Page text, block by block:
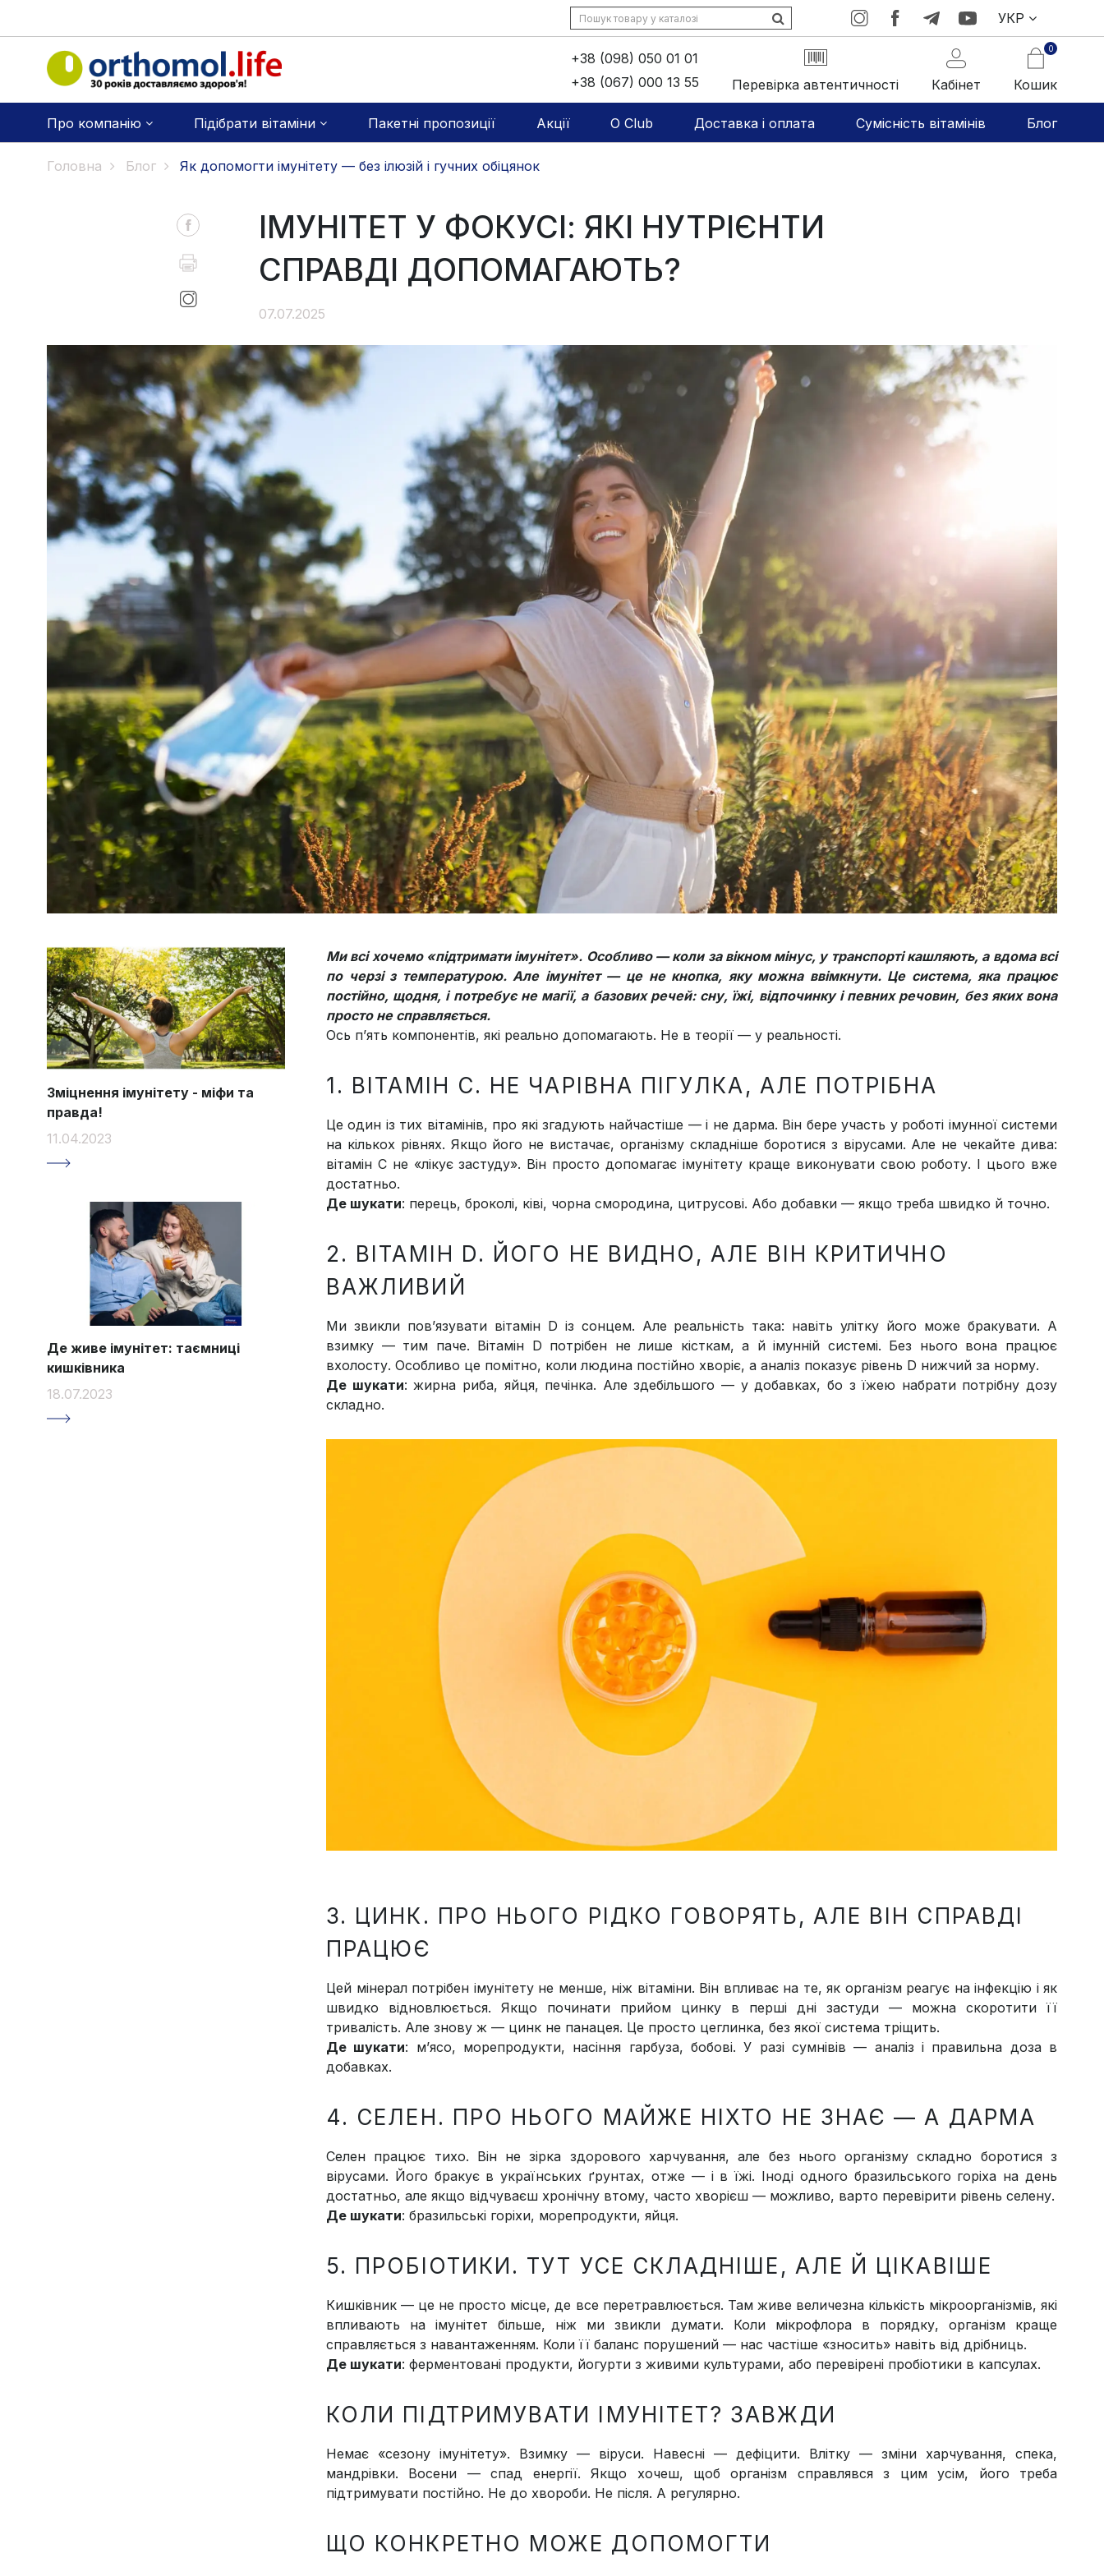
УКР
+38 (098) 050 01 01
+38 (067) 000 13 55
Перевірка автентичності Кабінет
0
Кошик
Про компанію Підібрати вітаміни Пакетні пропозиції Акції O Club Доставка і оплата Сумісність вітамінів Блог
Головна Блог Як допомогти імунітету — без ілюзій і гучних обіцянок
ІМУНІТЕТ У ФОКУСІ: ЯКІ НУТРІЄНТИ
СПРАВДІ ДОПОМАГАЮТЬ?
07.07.2025
Зміцнення імунітету - міфи та
правда!
11.04.2023
Де живе імунітет: таємниці
кишківника
18.07.2023
Ми всі хочемо «підтримати імунітет». Особливо — коли за вікном мінус, у транспорті кашляють, а вдома всі
по черзі з температурою. Але імунітет — це не кнопка, яку можна ввімкнути. Це система, яка працює
постійно, щодня, і потребує не магії, а базових речей: сну, їжі, відпочинку і певних речовин, без яких вона
просто не справляється.
Ось п’ять компонентів, які реально допомагають. Не в теорії — у реальності.
1. ВІТАМІН С. НЕ ЧАРІВНА ПІГУЛКА, АЛЕ ПОТРІБНА
Це один із тих вітамінів, про які згадують найчастіше — і не дарма. Він бере участь у роботі імунної системи
на кількох рівнях. Якщо його не вистачає, організму складніше боротися з вірусами. Але не чекайте дива:
вітамін С не «лікує застуду». Він просто допомагає імунітету краще виконувати свою роботу. І цього вже
достатньо.
Де шукати: перець, броколі, ківі, чорна смородина, цитрусові. Або добавки — якщо треба швидко й точно.
2. ВІТАМІН D. ЙОГО НЕ ВИДНО, АЛЕ ВІН КРИТИЧНО
ВАЖЛИВИЙ
Ми звикли пов’язувати вітамін D із сонцем. Але реальність така: навіть улітку його може бракувати. А
взимку — тим паче. Вітамін D потрібен не лише кісткам, а й імунній системі. Без нього вона працює
вхолосту. Особливо це помітно, коли людина постійно хворіє, а аналіз показує рівень D нижчий за норму.
Де шукати: жирна риба, яйця, печінка. Але здебільшого — у добавках, бо з їжею набрати потрібну дозу
складно.
3. ЦИНК. ПРО НЬОГО РІДКО ГОВОРЯТЬ, АЛЕ ВІН СПРАВДІ
ПРАЦЮЄ
Цей мінерал потрібен імунітету не менше, ніж вітаміни. Він впливає на те, як організм реагує на інфекцію і як
швидко відновлюється. Якщо починати прийом цинку в перші дні застуди — можна скоротити її
тривалість. Але знову ж — цинк не панацея. Це просто цеглинка, без якої система тріщить.
Де шукати: м’ясо, морепродукти, насіння гарбуза, бобові. У разі сумнівів — аналіз і правильна доза в
добавках.
4. СЕЛЕН. ПРО НЬОГО МАЙЖЕ НІХТО НЕ ЗНАЄ — А ДАРМА
Селен працює тихо. Він не зірка здорового харчування, але без нього організму складно боротися з
вірусами. Його бракує в українських ґрунтах, отже — і в їжі. Іноді одного бразильського горіха на день
достатньо, але якщо відчуваєш хронічну втому, часто хворієш — можливо, варто перевірити рівень селену.
Де шукати: бразильські горіхи, морепродукти, яйця.
5. ПРОБІОТИКИ. ТУТ УСЕ СКЛАДНІШЕ, АЛЕ Й ЦІКАВІШЕ
Кишківник — це не просто місце, де все перетравлюється. Там живе величезна кількість мікроорганізмів, які
впливають на імунітет більше, ніж ми звикли думати. Коли мікрофлора в порядку, організм краще
справляється з навантаженням. Коли її баланс порушений — нас частіше «зносить» навіть від дрібниць.
Де шукати: ферментовані продукти, йогурти з живими культурами, або перевірені пробіотики в капсулах.
КОЛИ ПІДТРИМУВАТИ ІМУНІТЕТ? ЗАВЖДИ
Немає «сезону імунітету». Взимку — віруси. Навесні — дефіцити. Влітку — зміни харчування, спека,
мандрівки. Восени — спад енергії. Якщо хочеш, щоб організм справлявся з цим усім, його треба
підтримувати постійно. Не до хвороби. Не після. А регулярно.
ЩО КОНКРЕТНО МОЖЕ ДОПОМОГТИ